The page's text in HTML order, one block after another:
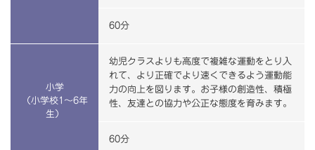
60分
小学
（小学校1～6年
生）
幼児クラスよりも高度で複雑な運動をとり入
れて、より正確でより速くできるよう運動能
力の向上を図ります。お子様の創造性、積極
性、友達との協力や公正な態度を育みます。
60分